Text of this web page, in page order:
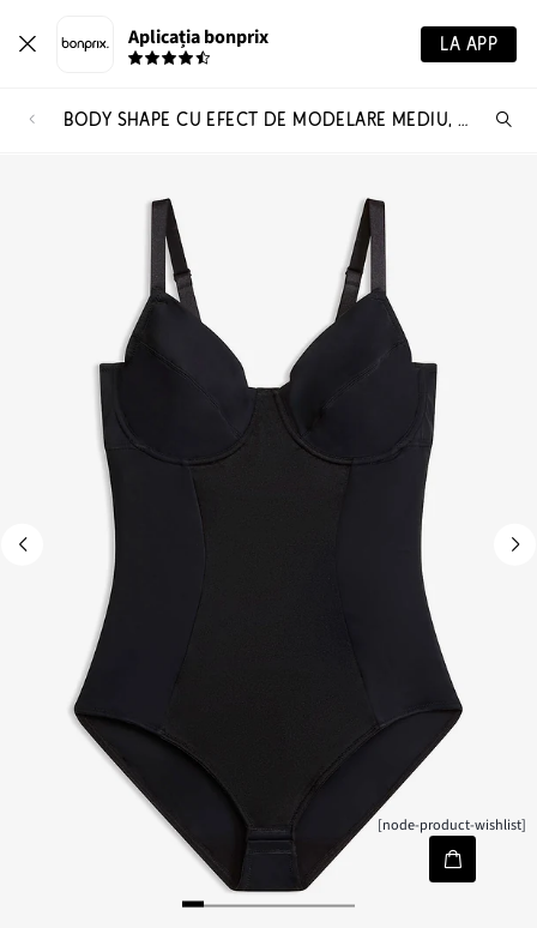
Aplicația bonprix LA APP
BODY SHAPE CU EFECT DE MODELARE MEDIU, CU ARMĂTURĂ
[node-product-wishlist]